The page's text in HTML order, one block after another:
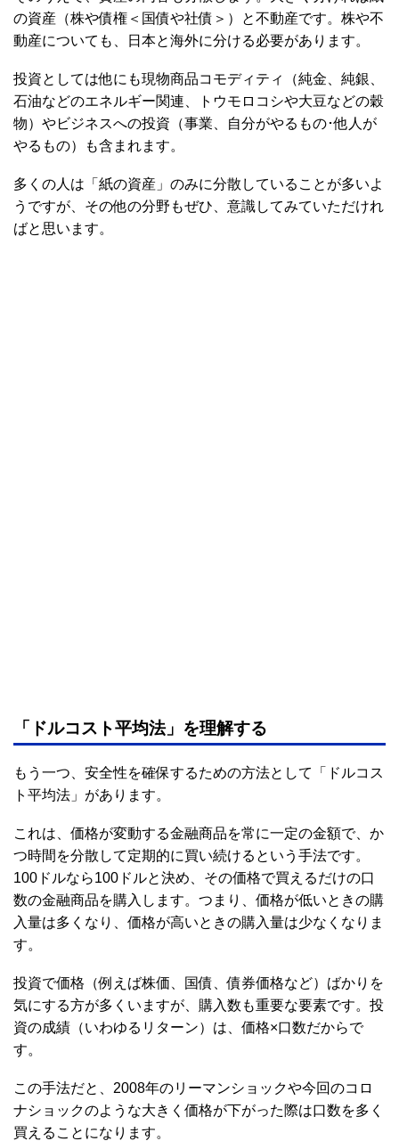
の資産（株や債権＜国債や社債＞）と不動産です。株や不
動産についても、日本と海外に分ける必要があります。
投資としては他にも現物商品コモディティ（純金、純銀、
石油などのエネルギー関連、トウモロコシや大豆などの穀
物）やビジネスへの投資（事業、自分がやるもの･他人が
やるもの）も含まれます。
多くの人は「紙の資産」のみに分散していることが多いよ
うですが、その他の分野もぜひ、意識してみていただけれ
ばと思います。
「ドルコスト平均法」を理解する
もう一つ、安全性を確保するための方法として「ドルコス
ト平均法」があります。
これは、価格が変動する金融商品を常に一定の金額で、か
つ時間を分散して定期的に買い続けるという手法です。
100ドルなら100ドルと決め、その価格で買えるだけの口
数の金融商品を購入します。つまり、価格が低いときの購
入量は多くなり、価格が高いときの購入量は少なくなりま
す。
投資で価格（例えば株価、国債、債券価格など）ばかりを
気にする方が多くいますが、購入数も重要な要素です。投
資の成績（いわゆるリターン）は、価格×口数だからで
す。
この手法だと、2008年のリーマンショックや今回のコロ
ナショックのような大きく価格が下がった際は口数を多く
買えることになります。